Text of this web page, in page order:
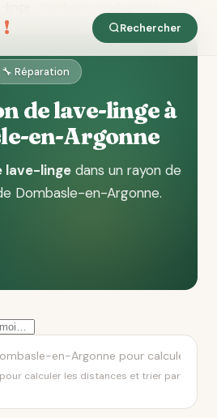
! Rechercher
🔧 Réparation
de lave-linge à
en-Argonne
lave-lingedans un rayon de
Dombasle-en-Argonne.
pour calculer les distances et trier par